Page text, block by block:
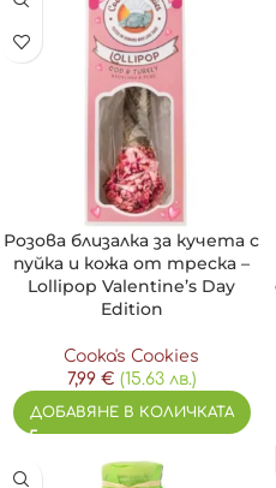
Розова близалка за кучета с
пуйка и кожа от треска –
Lollipop Valentine’s Day
Edition
Cooka's Cookies
7,99 € (15.63 лв.)
ДОБАВЯНЕ В КОЛИЧКАТА